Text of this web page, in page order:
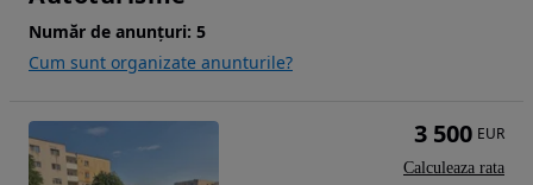
Număr de anunțuri: 5
Cum sunt organizate anunturile?
3 500 EUR
Calculeaza rata